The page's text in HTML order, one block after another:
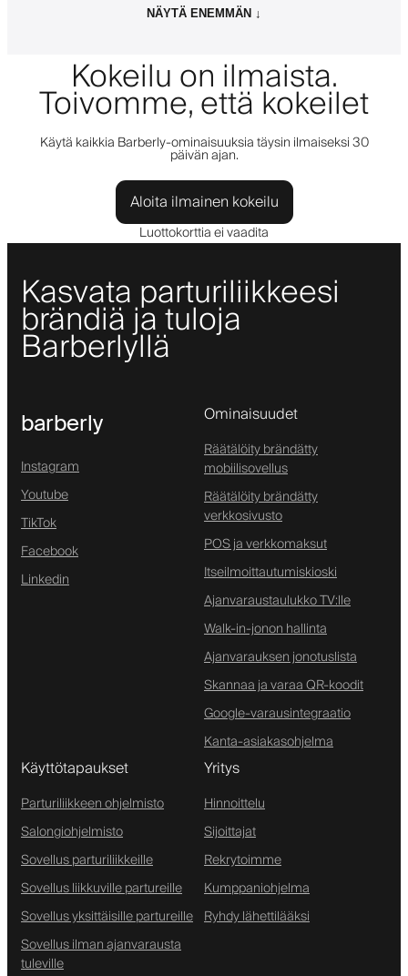
NÄYTÄ ENEMMÄN ↓
Kokeilu on ilmaista.
Toivomme, että kokeilet
Käytä kaikkia Barberly-ominaisuuksia täysin ilmaiseksi 30
päivän ajan.
Aloita ilmainen kokeilu
Luottokorttia ei vaadita
Kasvata parturiliikkeesi
brändiä ja tuloja
Barberlyllä
barberly
Instagram
Youtube
TikTok
Facebook
Linkedin
Ominaisuudet
Räätälöity brändätty
mobiilisovellus
Räätälöity brändätty
verkkosivusto
POS ja verkkomaksut
Itseilmoittautumiskioski
Ajanvaraustaulukko TV:lle
Walk-in-jonon hallinta
Ajanvarauksen jonotuslista
Skannaa ja varaa QR-koodit
Google-varausintegraatio
Kanta-asiakasohjelma
Käyttötapaukset
Parturiliikkeen ohjelmisto
Salongiohjelmisto
Sovellus parturiliikkeille
Sovellus liikkuville partureille
Sovellus yksittäisille partureille
Sovellus ilman ajanvarausta
tuleville
Yritys
Hinnoittelu
Sijoittajat
Rekrytoimme
Kumppaniohjelma
Ryhdy lähettilääksi